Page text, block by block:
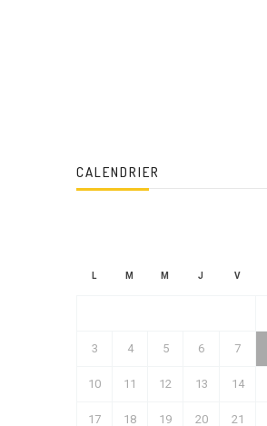
CALENDRIER
L M M J V
3 4 5 6 7
10 11 12 13 14
17 18 19 20 21